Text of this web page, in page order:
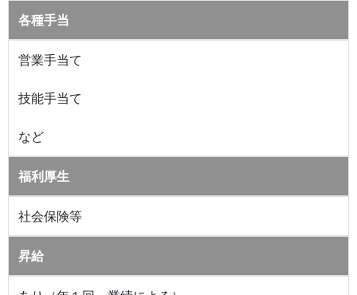
各種手当
営業手当て
技能手当て
など
福利厚生
社会保険等
昇給